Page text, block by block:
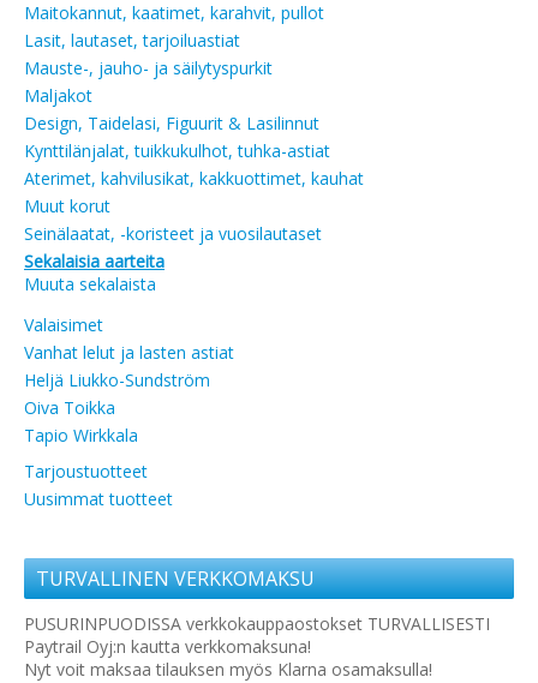
Maitokannut, kaatimet, karahvit, pullot
Lasit, lautaset, tarjoiluastiat
Mauste-, jauho- ja säilytyspurkit
Maljakot
Design, Taidelasi, Figuurit & Lasilinnut
Kynttilänjalat, tuikkukulhot, tuhka-astiat
Aterimet, kahvilusikat, kakkuottimet, kauhat
Muut korut
Seinälaatat, -koristeet ja vuosilautaset
Sekalaisia aarteita
Muuta sekalaista
Valaisimet
Vanhat lelut ja lasten astiat
Heljä Liukko-Sundström
Oiva Toikka
Tapio Wirkkala
Tarjoustuotteet
Uusimmat tuotteet
TURVALLINEN VERKKOMAKSU
PUSURINPUODISSA verkkokauppaostokset TURVALLISESTI
Paytrail Oyj:n kautta verkkomaksuna!
Nyt voit maksaa tilauksen myös Klarna osamaksulla!